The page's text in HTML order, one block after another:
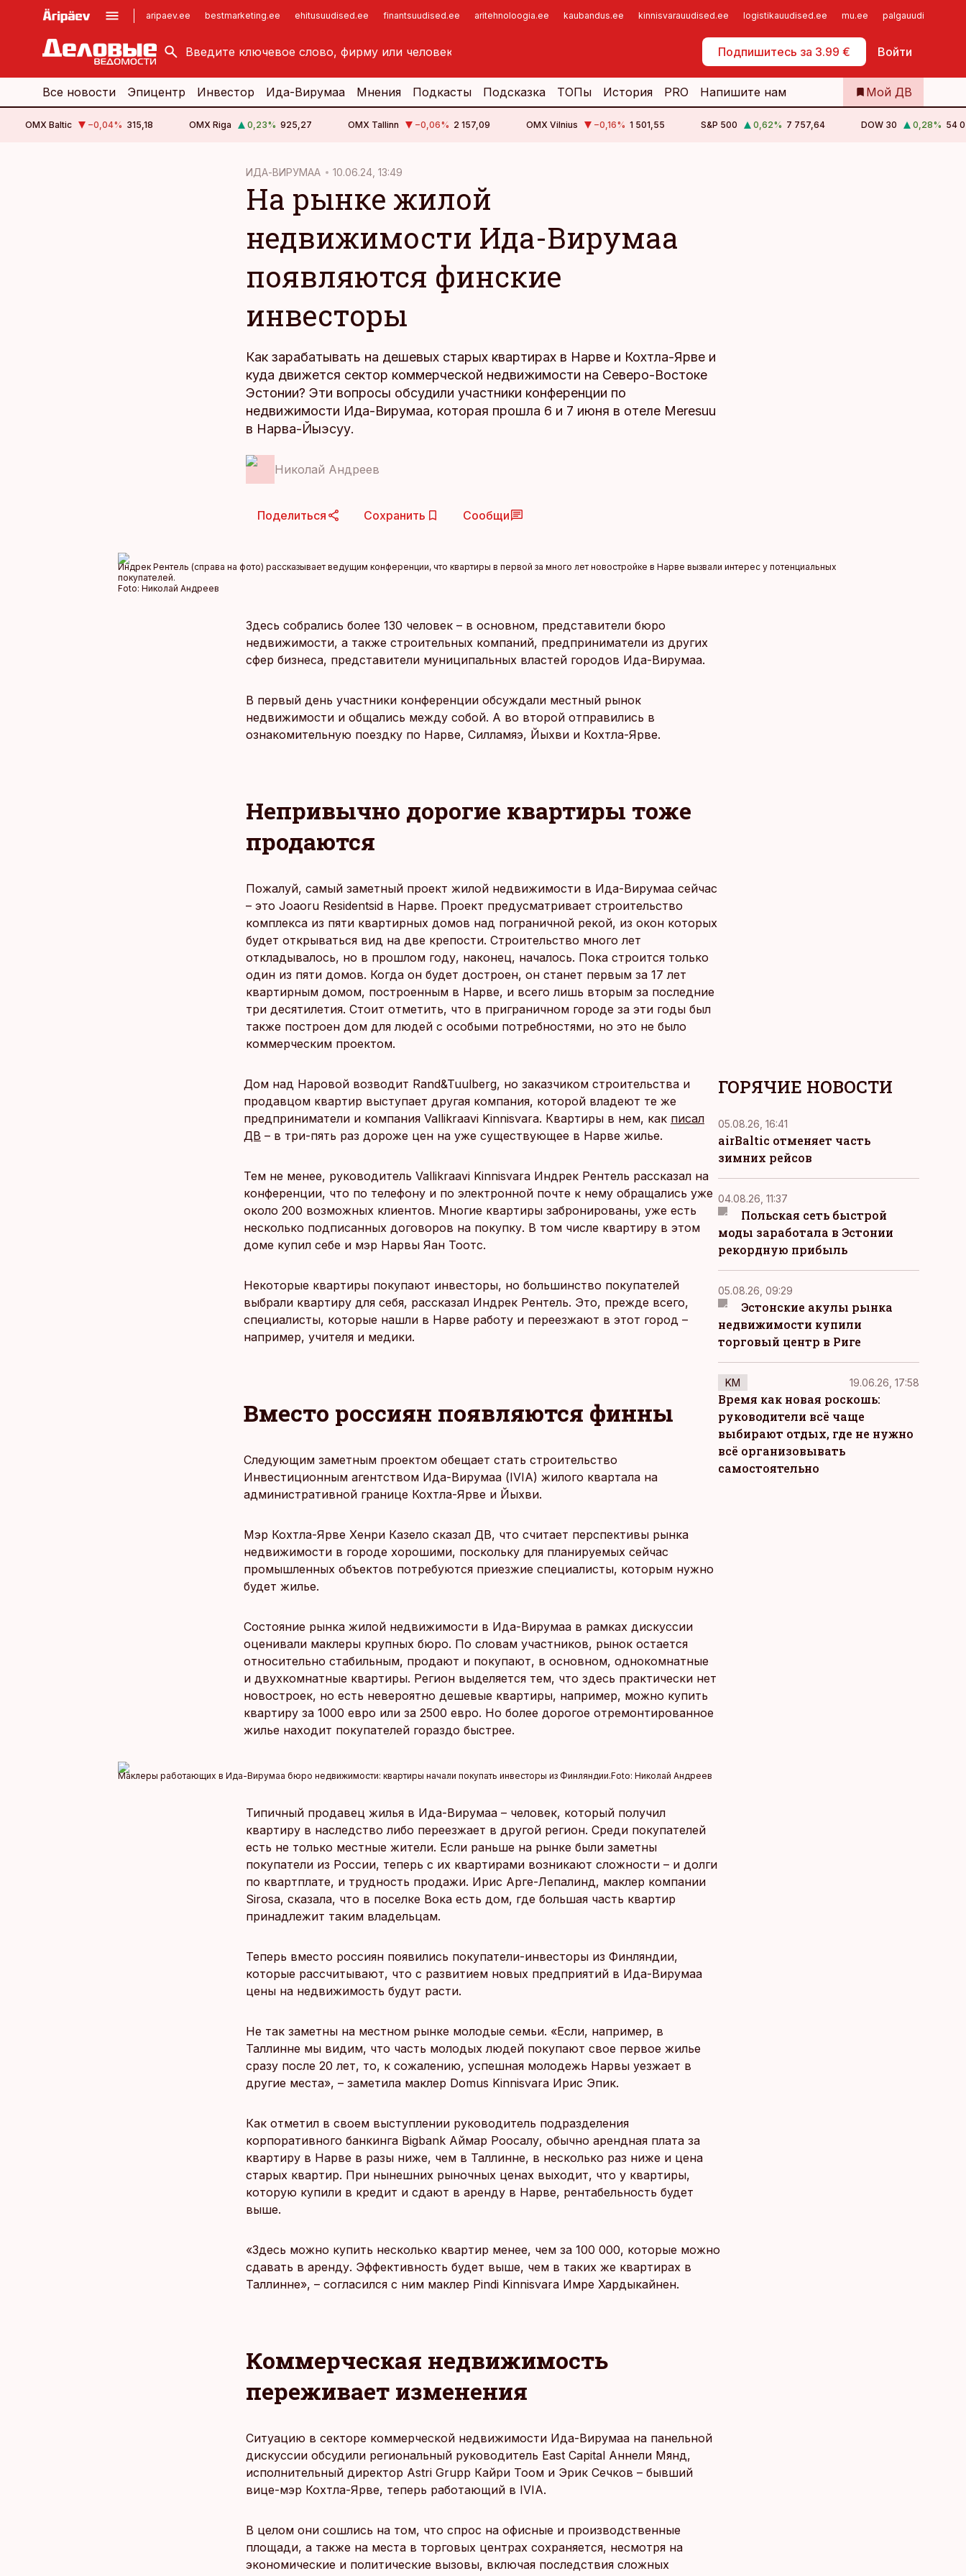
aripaev.ee bestmarketing.ee ehitusuudised.ee finantsuudised.ee aritehnoloogia.ee kaubandus.ee kinnisvarauudised.ee logistikauudised.ee mu.ee palgauudised.ee
Подпишитесь за 3.99 € Войти
kinnisvarauudised.ee
logistikauudised.ee
imelineajalugu.ee
Самообслуживание
Все новости Эпицентр Инвестор Ида-Вирумаа Мнения Подкасты Подсказка ТОПы История PRO Напишите нам Мой ДВ
OMX Baltic −0,04% 315,18 OMX Riga 0,23% 925,27 OMX Tallinn −0,06% 2 157,09 OMX Vilnius −0,16% 1 501,55 S&P 500 0,62% 7 757,64 DOW 30 0,28% 54
ИДА-ВИРУМАА 10.06.24, 13:49
На рынке жилой
недвижимости Ида-Вирумаа
появляются финские
инвесторы
Как зарабатывать на дешевых старых квартирах в Нарве и Кохтла-Ярве и
куда движется сектор коммерческой недвижимости на Северо-Востоке
Эстонии? Эти вопросы обсудили участники конференции по
недвижимости Ида-Вирумаа, которая прошла 6 и 7 июня в отеле Meresuu
в Нарва-Йыэсуу.
Николай Андреев
Поделиться Сохранить Сообщи
Индрек Рентель (справа на фото) рассказывает ведущим конференции, что квартиры в первой за много лет новостройке в Нарве вызвали интерес у потенциальных
покупателей.
Foto: Николай Андреев
Здесь собрались более 130 человек – в основном, представители бюро
недвижимости, а также строительных компаний, предприниматели из других
сфер бизнеса, представители муниципальных властей городов Ида-Вирумаа.
В первый день участники конференции обсуждали местный рынок
недвижимости и общались между собой. А во второй отправились в
ознакомительную поездку по Нарве, Силламяэ, Йыхви и Кохтла-Ярве.
Непривычно дорогие квартиры тоже
продаются
Пожалуй, самый заметный проект жилой недвижимости в Ида-Вирумаа сейчас
– это Joaoru Residentsid в Нарве. Проект предусматривает строительство
комплекса из пяти квартирных домов над пограничной рекой, из окон которых
будет открываться вид на две крепости. Строительство много лет
откладывалось, но в прошлом году, наконец, началось. Пока строится только
один из пяти домов. Когда он будет достроен, он станет первым за 17 лет
квартирным домом, построенным в Нарве, и всего лишь вторым за последние
три десятилетия. Стоит отметить, что в приграничном городе за эти годы был
также построен дом для людей с особыми потребностями, но это не было
коммерческим проектом.
Дом над Наровой возводит Rand&Tuulberg, но заказчиком строительства и
продавцом квартир выступает другая компания, которой владеют те же
предприниматели и компания Vallikraavi Kinnisvara. Квартиры в нем, как писал
ДВ – в три-пять раз дороже цен на уже существующее в Нарве жилье.
Тем не менее, руководитель Vallikraavi Kinnisvara Индрек Рентель рассказал на
конференции, что по телефону и по электронной почте к нему обращались уже
около 200 возможных клиентов. Многие квартиры забронированы, уже есть
несколько подписанных договоров на покупку. В том числе квартиру в этом
доме купил себе и мэр Нарвы Яан Тоотс.
Некоторые квартиры покупают инвесторы, но большинство покупателей
выбрали квартиру для себя, рассказал Индрек Рентель. Это, прежде всего,
специалисты, которые нашли в Нарве работу и переезжают в этот город –
например, учителя и медики.
Вместо россиян появляются финны
Следующим заметным проектом обещает стать строительство
Инвестиционным агентством Ида-Вирумаа (IVIA) жилого квартала на
административной границе Кохтла-Ярве и Йыхви.
Мэр Кохтла-Ярве Хенри Казело сказал ДВ, что считает перспективы рынка
недвижимости в городе хорошими, поскольку для планируемых сейчас
промышленных объектов потребуются приезжие специалисты, которым нужно
будет жилье.
Состояние рынка жилой недвижимости в Ида-Вирумаа в рамках дискуссии
оценивали маклеры крупных бюро. По словам участников, рынок остается
относительно стабильным, продают и покупают, в основном, однокомнатные
и двухкомнатные квартиры. Регион выделяется тем, что здесь практически нет
новостроек, но есть невероятно дешевые квартиры, например, можно купить
квартиру за 1000 евро или за 2500 евро. Но более дорогое отремонтированное
жилье находит покупателей гораздо быстрее.
ГОРЯЧИЕ НОВОСТИ
05.08.26, 16:41
airBaltic отменяет часть
зимних рейсов
04.08.26, 11:37
Польская сеть быстрой
моды заработала в Эстонии
рекордную прибыль
05.08.26, 09:29
Эстонские акулы рынка
недвижимости купили
торговый центр в Риге
KM 19.06.26, 17:58
Время как новая роскошь:
руководители всё чаще
выбирают отдых, где не нужно
всё организовывать
самостоятельно
Маклеры работающих в Ида-Вирумаа бюро недвижимости: квартиры начали покупать инвесторы из Финляндии.Foto: Николай Андреев
Типичный продавец жилья в Ида-Вирумаа – человек, который получил
квартиру в наследство либо переезжает в другой регион. Среди покупателей
есть не только местные жители. Если раньше на рынке были заметны
покупатели из России, теперь с их квартирами возникают сложности – и долги
по квартплате, и трудность продажи. Ирис Арге-Лепалинд, маклер компании
Sirosa, сказала, что в поселке Вока есть дом, где большая часть квартир
принадлежит таким владельцам.
Теперь вместо россиян появились покупатели-инвесторы из Финляндии,
которые рассчитывают, что с развитием новых предприятий в Ида-Вирумаа
цены на недвижимость будут расти.
Не так заметны на местном рынке молодые семьи. «Если, например, в
Таллинне мы видим, что часть молодых людей покупают свое первое жилье
сразу после 20 лет, то, к сожалению, успешная молодежь Нарвы уезжает в
другие места», – заметила маклер Domus Kinnisvara Ирис Эпик.
Как отметил в своем выступлении руководитель подразделения
корпоративного банкинга Bigbank Аймар Роосалу, обычно арендная плата за
квартиру в Нарве в разы ниже, чем в Таллинне, в несколько раз ниже и цена
старых квартир. При нынешних рыночных ценах выходит, что у квартиры,
которую купили в кредит и сдают в аренду в Нарве, рентабельность будет
выше.
«Здесь можно купить несколько квартир менее, чем за 100 000, которые можно
сдавать в аренду. Эффективность будет выше, чем в таких же квартирах в
Таллинне», – согласился с ним маклер Pindi Kinnisvara Имре Хардыкайнен.
Коммерческая недвижимость
переживает изменения
Ситуацию в секторе коммерческой недвижимости Ида-Вирумаа на панельной
дискуссии обсудили региональный руководитель East Capital Аннели Мянд,
исполнительный директор Astri Grupp Кайри Тоом и Эрик Сечков – бывший
вице-мэр Кохтла-Ярве, теперь работающий в IVIA.
В целом они сошлись на том, что спрос на офисные и производственные
площади, а также на места в торговых центрах сохраняется, несмотря на
экономические и политические вызовы, включая последствия сложных